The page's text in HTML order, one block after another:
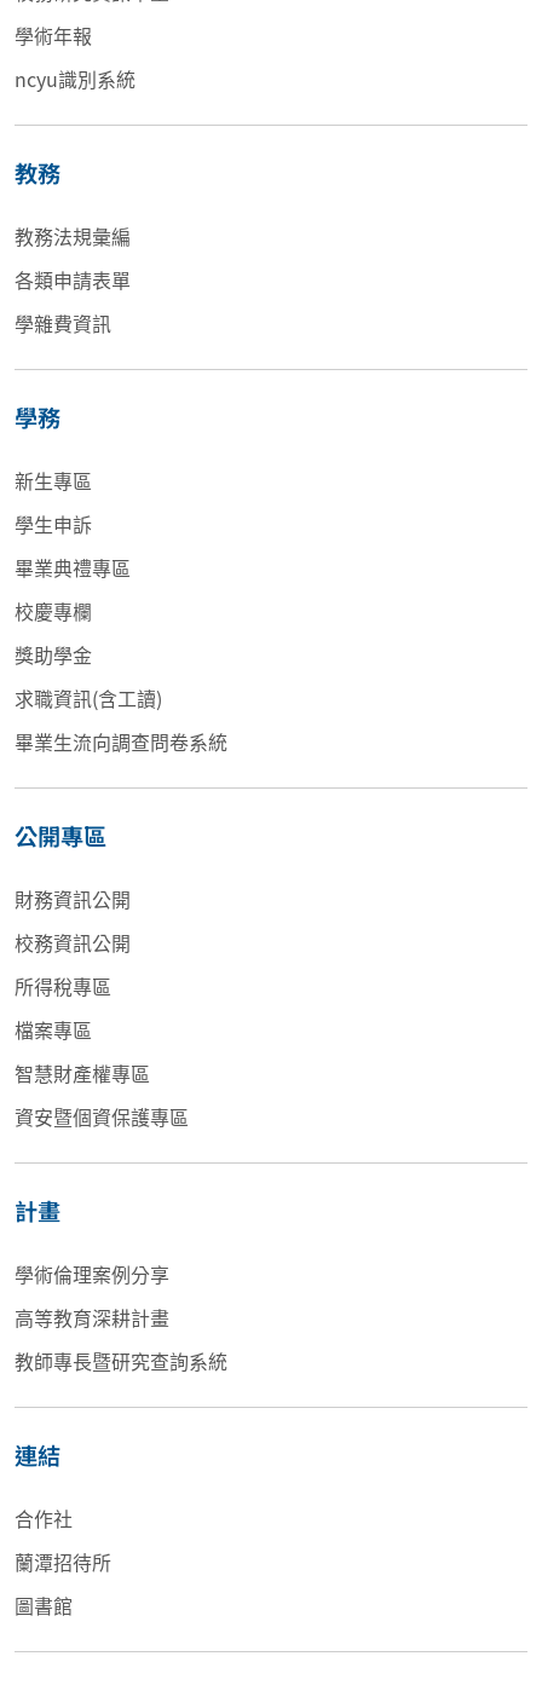
學術年報
ncyu識別系統
教務
教務法規彙編
各類申請表單
學雜費資訊
學務
新生專區
學生申訴
畢業典禮專區
校慶專欄
獎助學金
求職資訊(含工讀)
畢業生流向調查問卷系統
公開專區
財務資訊公開
校務資訊公開
所得稅專區
檔案專區
智慧財產權專區
資安暨個資保護專區
計畫
學術倫理案例分享
高等教育深耕計畫
教師專長暨研究查詢系統
連結
合作社
蘭潭招待所
圖書館